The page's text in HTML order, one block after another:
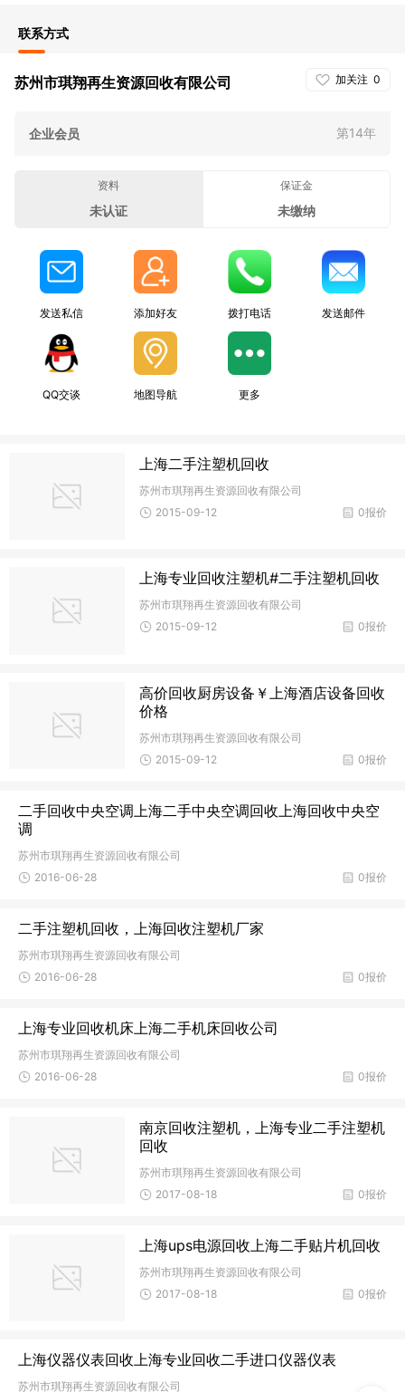
联系方式
加关注 0
苏州市琪翔再生资源回收有限公司
企业会员 第14年
资料
未认证
保证金
未缴纳
发送私信 添加好友 拨打电话 发送邮件
QQ交谈 地图导航 更多
上海二手注塑机回收
苏州市琪翔再生资源回收有限公司
0报价
2015-09-12
上海专业回收注塑机#二手注塑机回收
苏州市琪翔再生资源回收有限公司
0报价
2015-09-12
高价回收厨房设备￥上海酒店设备回收
价格
苏州市琪翔再生资源回收有限公司
0报价
2015-09-12
二手回收中央空调上海二手中央空调回收上海回收中央空
调
苏州市琪翔再生资源回收有限公司
0报价
2016-06-28
二手注塑机回收，上海回收注塑机厂家
苏州市琪翔再生资源回收有限公司
0报价
2016-06-28
上海专业回收机床上海二手机床回收公司
苏州市琪翔再生资源回收有限公司
0报价
2016-06-28
南京回收注塑机，上海专业二手注塑机
回收
苏州市琪翔再生资源回收有限公司
0报价
2017-08-18
上海ups电源回收上海二手贴片机回收
苏州市琪翔再生资源回收有限公司
0报价
2017-08-18
上海仪器仪表回收上海专业回收二手进口仪器仪表
苏州市琪翔再生资源回收有限公司